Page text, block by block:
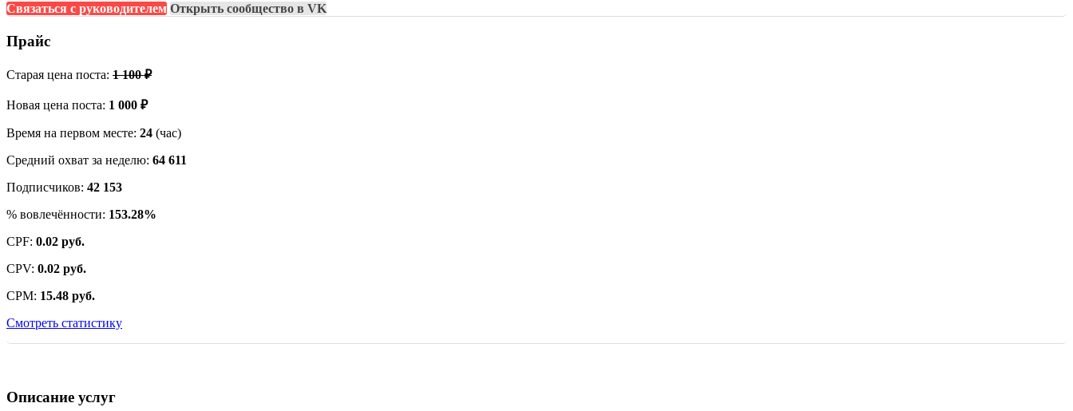
Связаться с руководителем Открыть сообщество в VK
Прайс
Старая цена поста: 1 100 ₽
Новая цена поста: 1 000 ₽
Время на первом месте: 24 (час)
Средний охват за неделю: 64 611
Подписчиков: 42 153
% вовлечённости: 153.28%
CPF: 0.02 руб.
CPV: 0.02 руб.
CPM: 15.48 руб.
Смотреть статистику
Описание услуг